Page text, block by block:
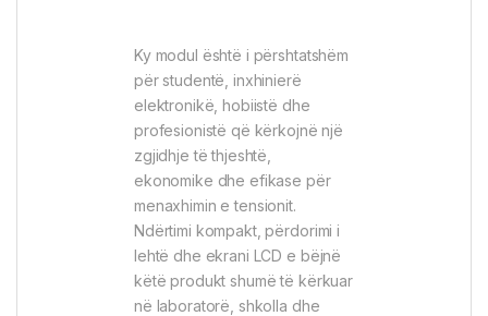
Ky modul është i përshtatshëm
për studentë, inxhinierë
elektronikë, hobiistë dhe
profesionistë që kërkojnë një
zgjidhje të thjeshtë,
ekonomike dhe efikase për
menaxhimin e tensionit.
Ndërtimi kompakt, përdorimi i
lehtë dhe ekrani LCD e bëjnë
këtë produkt shumë të kërkuar
në laboratorë, shkolla dhe